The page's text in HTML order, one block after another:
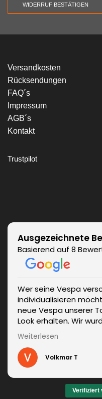
WIDERRUF BESTÄTIGEN
Versandkosten
Rücksendungen
FAQ´s
Impressum
AGB´s
Kontakt
Trustpilot
Ausgezeichnete
Basierend auf 8
Wer seine Vespa
individualisieren
neue Vespa unserer
Look erhalten. Wir
kompetent beraten. Die Lieferung erfolgte
unverzüglich. Weitere
Problem und wurden
Informationen zum
Das Ergebnis war
Weiterlesen
Volkmar T
Verifiziert